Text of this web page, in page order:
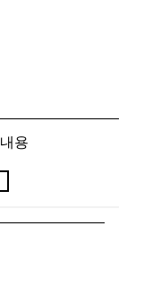
내용